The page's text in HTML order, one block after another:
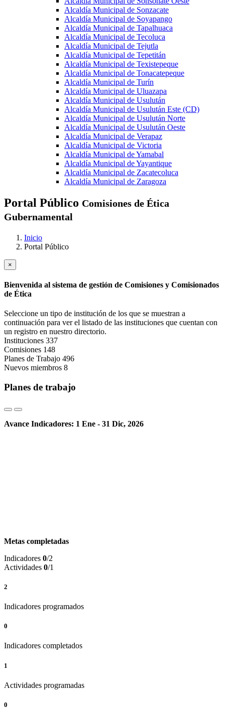
Alcaldía Municipal de Sonzacate
Alcaldía Municipal de Soyapango
Alcaldía Municipal de Tapalhuaca
Alcaldía Municipal de Tecoluca
Alcaldía Municipal de Tejutla
Alcaldía Municipal de Tepetitán
Alcaldía Municipal de Texistepeque
Alcaldía Municipal de Tonacatepeque
Alcaldía Municipal de Turín
Alcaldía Municipal de Uluazapa
Alcaldía Municipal de Usulután
Alcaldía Municipal de Usulután Este (CD)
Alcaldía Municipal de Usulután Norte
Alcaldía Municipal de Usulután Oeste
Alcaldía Municipal de Verapaz
Alcaldía Municipal de Victoria
Alcaldía Municipal de Yamabal
Alcaldía Municipal de Yayantique
Alcaldía Municipal de Zacatecoluca
Alcaldía Municipal de Zaragoza
Portal Público Comisiones de Ética
Gubernamental
Inicio
Portal Público
×
Bienvenida al sistema de gestión de Comisiones y Comisionados
de Ética
Seleccione un tipo de institución de los que se muestran a
continuación para ver el listado de las instituciones que cuentan con
un registro en nuestro directorio.
Instituciones 337
Comisiones 148
Planes de Trabajo 496
Nuevos miembros 8
Planes de trabajo
Avance Indicadores: 1 Ene - 31 Dic, 2026
Metas completadas
Indicadores 0/2
Actividades 0/1
2
Indicadores programados
0
Indicadores completados
1
Actividades programadas
0